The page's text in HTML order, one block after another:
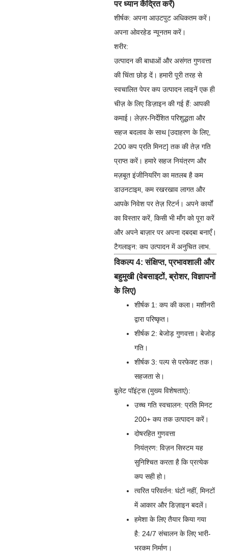
पर ध्यान केंद्रित करें)
शीर्षक: अपना आउटपुट अधिकतम करें।
अपना ओवरहेड न्यूनतम करें।
शरीर:
उत्पादन की बाधाओं और असंगत गुणवत्ता
की चिंता छोड़ दें। हमारी पूरी तरह से
स्वचालित पेपर कप उत्पादन लाइनें एक ही
चीज़ के लिए डिज़ाइन की गई हैं: आपकी
कमाई। लेज़र-निर्देशित परिशुद्धता और
सहज बदलाव के साथ [उदाहरण के लिए,
200 कप प्रति मिनट] तक की तेज़ गति
प्राप्त करें। हमारे सहज नियंत्रण और
मज़बूत इंजीनियरिंग का मतलब है कम
डाउनटाइम, कम रखरखाव लागत और
आपके निवेश पर तेज़ रिटर्न। अपने कार्यों
का विस्तार करें, किसी भी माँग को पूरा करें
और अपने बाज़ार पर अपना दबदबा बनाएँ।
टैगलाइन: कप उत्पादन में अनुचित लाभ.
विकल्प 4: संक्षिप्त, प्रभावशाली और
बहुमुखी (वेबसाइटों, ब्रोशर, विज्ञापनों
के लिए)
शीर्षक 1: कप की कला। मशीनरी
द्वारा परिष्कृत।
शीर्षक 2: बेजोड़ गुणवत्ता। बेजोड़
गति।
शीर्षक 3: पल्प से परफेक्ट तक।
सहजता से।
बुलेट पॉइंट्स (मुख्य विशेषताएं):
उच्च गति स्वचालन: प्रति मिनट
200+ कप तक उत्पादन करें।
दोषरहित गुणवत्ता
नियंत्रण: विज़न सिस्टम यह
सुनिश्चित करता है कि प्रत्येक
कप सही हो।
त्वरित परिवर्तन: घंटों नहीं, मिनटों
में आकार और डिज़ाइन बदलें।
हमेशा के लिए तैयार किया गया
है: 24/7 संचालन के लिए भारी-
भरकम निर्माण।